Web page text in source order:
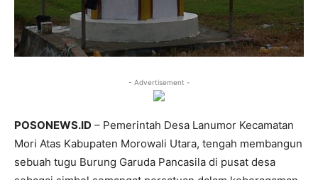
- Advertisement -
POSONEWS.ID – Pemerintah Desa Lanumor Kecamatan
Mori Atas Kabupaten Morowali Utara, tengah membangun
sebuah tugu Burung Garuda Pancasila di pusat desa